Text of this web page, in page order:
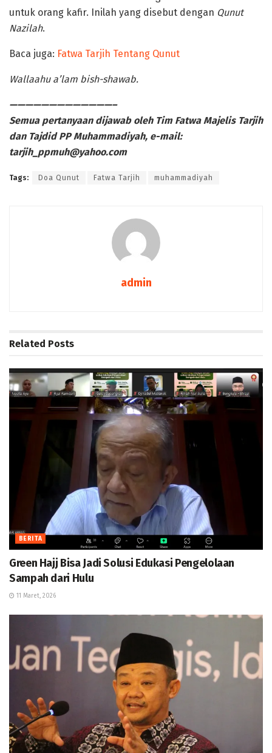
untuk orang kafir. Inilah yang disebut dengan Qunut
Nazilah.
Baca juga: Fatwa Tarjih Tentang Qunut
Wallaahu a’lam bish-shawab.
—————————————–
Semua pertanyaan dijawab oleh Tim Fatwa Majelis Tarjih
dan Tajdid PP Muhammadiyah, e-mail:
tarjih_ppmuh@yahoo.com
Tags: Doa Qunut Fatwa Tarjih muhammadiyah
admin
Related Posts
BERITA
Green Hajj Bisa Jadi Solusi Edukasi Pengelolaan
Sampah dari Hulu
11 Maret, 2026